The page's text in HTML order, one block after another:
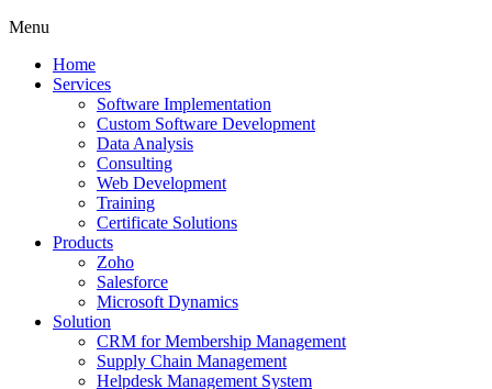
Menu
Home
Services
Software Implementation
Custom Software Development
Data Analysis
Consulting
Web Development
Training
Certificate Solutions
Products
Zoho
Salesforce
Microsoft Dynamics
Solution
CRM for Membership Management
Supply Chain Management
Helpdesk Management System